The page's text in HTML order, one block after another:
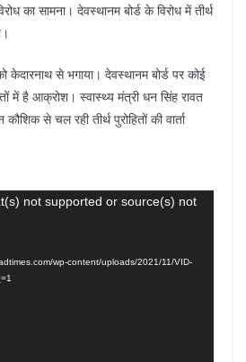
st a
m
dI
n
का सामना। देवस्थानम बोर्ड के विरोध में तीर्थ
केदारनाथ से भगाया। देवस्थानम बोर्ड पर कोई
में है आक्रोश। स्वास्थ्य मंत्री धन सिंह रावत
से चल रही तीर्थ पुरोहितों की वार्ता
not supported or source(s) not
wp-content/uploads/2021/11/VID-